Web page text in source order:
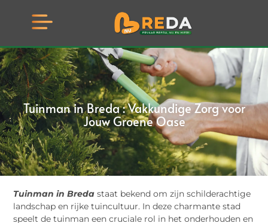
Tuinman in Breda : Vakkundige Zorg voor
Jouw Groene Oase
Tuinman in Breda staat bekend om zijn schilderachtige
landschap en rijke tuincultuur. In deze charmante stad
speelt de tuinman een cruciale rol in het onderhouden en